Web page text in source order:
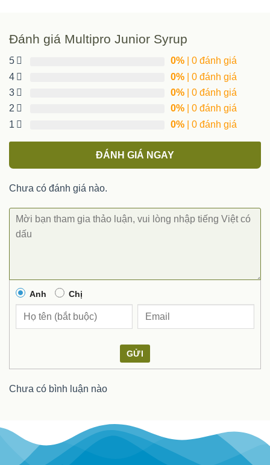
Bảo quản
Để xa tầm tay trẻ dưới 3 tuổi.
Bảo quản nơi khô và mát. Không tiếp xúc với nhiệt độ cao
và ánh nắng mặt trời.
Đánh giá Multipro Junior Syrup
5 0% | 0 đánh giá
4
0% | 0 đánh giá
3
0% | 0 đánh giá
2
0% | 0 đánh giá
1
0% | 0 đánh giá
ĐÁNH GIÁ NGAY
Chưa có đánh giá nào.
Anh Chị
GỬI
Chưa có bình luận nào